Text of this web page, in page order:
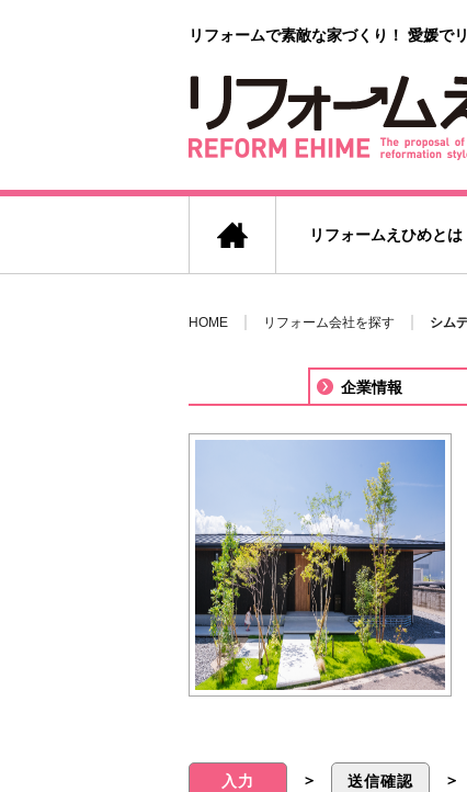
リフォームで素敵な家づくり！ 愛媛で
リフォームえひめとは
HOME リフォーム会社を探す シム
企業情報
入力 ＞ 送信確認 ＞